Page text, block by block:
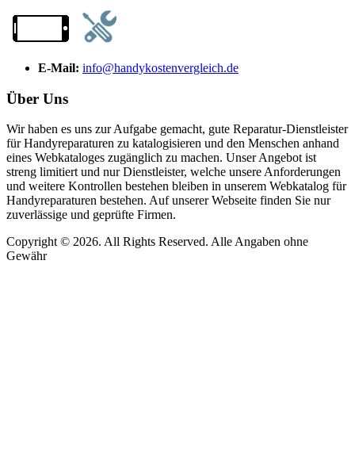
E-Mail: info@handykostenvergleich.de
Über Uns
Wir haben es uns zur Aufgabe gemacht, gute Reparatur-Dienstleister
für Handyreparaturen zu katalogisieren und den Menschen anhand
eines Webkataloges zugänglich zu machen. Unser Angebot ist
streng limitiert und nur Dienstleister, welche unsere Anforderungen
und weitere Kontrollen bestehen bleiben in unserem Webkatalog für
Handyreparaturen bestehen. Auf unserer Webseite finden Sie nur
zuverlässige und geprüfte Firmen.
Copyright © 2026. All Rights Reserved. Alle Angaben ohne
Gewähr